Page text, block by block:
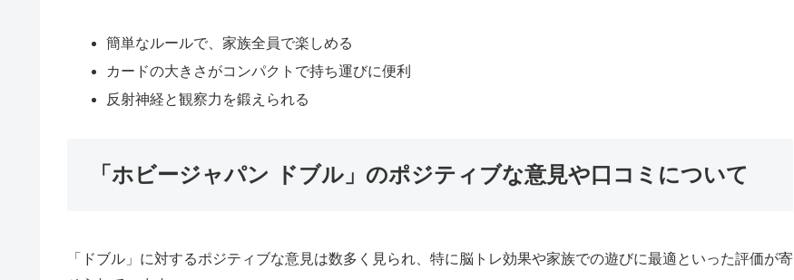
簡単なルールで、家族全員で楽しめる
カードの大きさがコンパクトで持ち運びに便利
反射神経と観察力を鍛えられる
「ホビージャパン ドブル」のポジティブな意見や口コミについて
「ドブル」に対するポジティブな意見は数多く見られ、特に脳トレ効果や家族での遊びに最適といった評価が寄